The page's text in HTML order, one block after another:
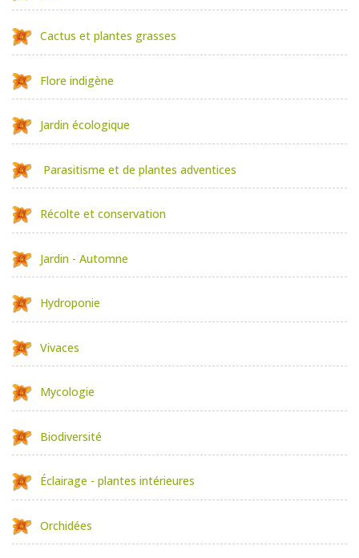
Cactus et plantes grasses
Flore indigène
Jardin écologique
Parasitisme et de plantes adventices
Récolte et conservation
Jardin - Automne
Hydroponie
Vivaces
Mycologie
Biodiversité
Éclairage - plantes intérieures
Orchidées